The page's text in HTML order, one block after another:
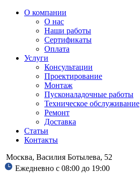
О компании
О нас
Наши работы
Сертификаты
Оплата
Услуги
Консультации
Проектирование
Монтаж
Пусконаладочные работы
Техническое обслуживание
Ремонт
Доставка
Статьи
Контакты
Москва, Василия Ботылева, 52
Ежедневно с 08:00 до 19:00